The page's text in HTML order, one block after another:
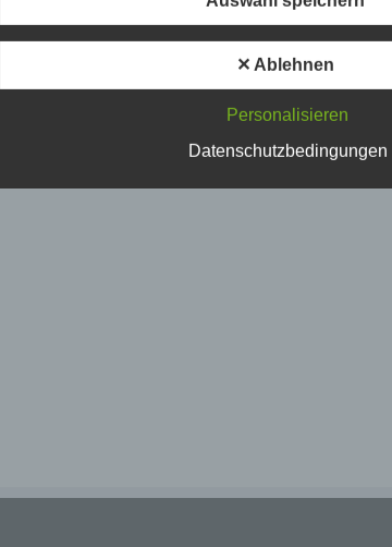
✕ Ablehnen
Personalisieren
Datenschutzbedingungen